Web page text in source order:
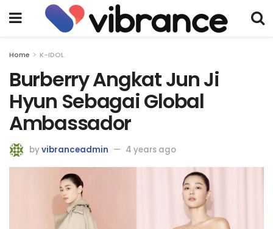
Home K-IDOL
Burberry Angkat Jun Ji
Hyun Sebagai Global
Ambassador
byvibranceadmin 4 years ago